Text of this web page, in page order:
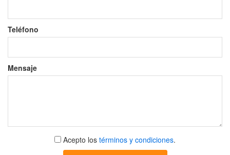
Teléfono
Mensaje
Aceptar
términos
Acepto los términos y condiciones.